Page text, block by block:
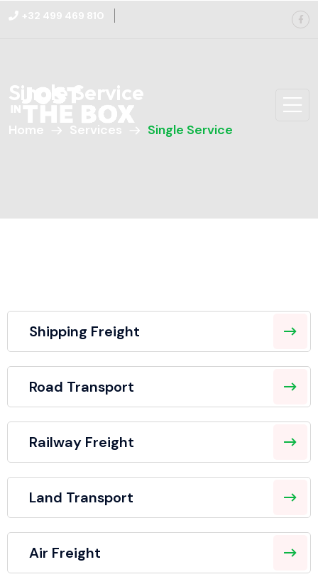
+32 499 469 810
Single Service
Home Services Single Service
Shipping Freight
Road Transport
Railway Freight
Land Transport
Air Freight